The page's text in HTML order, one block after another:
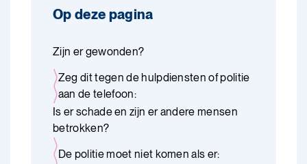
Op deze pagina
Zijn er gewonden?
Zeg dit tegen de hulpdiensten of politie
aan de telefoon:
Is er schade en zijn er andere mensen
betrokken?
De politie moet niet komen als er: